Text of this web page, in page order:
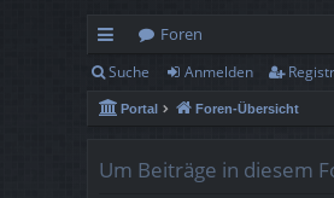
ch
ne
Foren
Suche Anmelden
Portal Foren-Übersicht
Um Beiträge in diesem